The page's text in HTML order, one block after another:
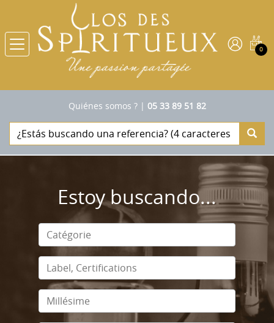
0
Quiénes somos ?| 05 33 89 51 82
Estoy buscando...